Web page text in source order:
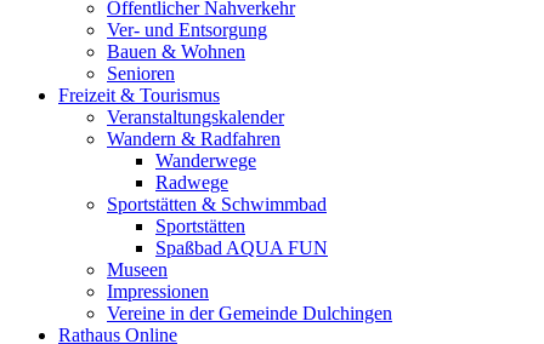
Öffentlicher Nahverkehr
Ver- und Entsorgung
Bauen & Wohnen
Senioren
Freizeit & Tourismus
Veranstaltungskalender
Wandern & Radfahren
Wanderwege
Radwege
Sportstätten & Schwimmbad
Sportstätten
Spaßbad AQUA FUN
Museen
Impressionen
Vereine in der Gemeinde Dulchingen
Rathaus Online